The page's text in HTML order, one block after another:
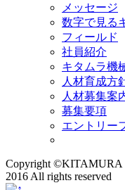
メッセージ
数字で見る
フィールド
社員紹介
キタムラ機
人材育成方
人材募集案
募集要項
エントリー
Copyright
2016 All rights reserved